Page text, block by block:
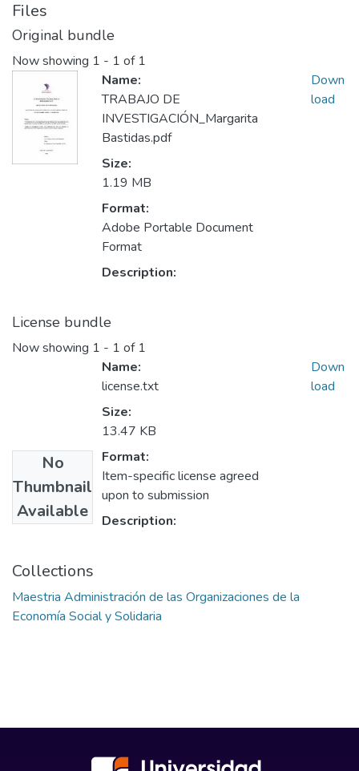
Files
Original bundle
Now showing 1 - 1 of 1
Name:
TRABAJO DE
INVESTIGACIÓN_Margarita
Bastidas.pdf
Size:
1.19 MB
Format:
Adobe Portable Document
Format
Description:
Down
load
License bundle
Now showing 1 - 1 of 1
No
Thumbnail
Available
Name:
license.txt
Size:
13.47 KB
Format:
Item-specific license agreed
upon to submission
Description:
Down
load
Collections
Maestria Administración de las Organizaciones de la
Economía Social y Solidaria